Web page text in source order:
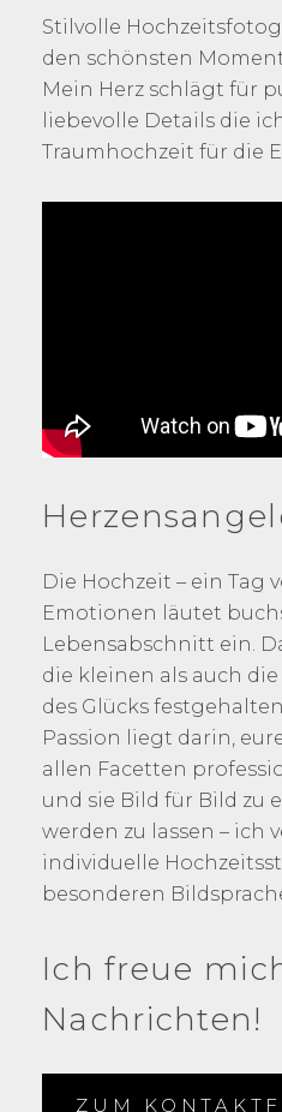
Stilvolle
den schönsten
Mein Herz schlägt für
liebevolle Details die
Traumhochzeit für die
Die Hochzeit – ein Tag
Emotionen läutet
Lebensabschnitt ein.
die kleinen als auch
des Glücks
Passion liegt darin,
allen Facetten
und sie Bild für Bild zu
werden zu lassen – ich
individuelle
besonderen
Ich freue
Nachrichten!
ZUM